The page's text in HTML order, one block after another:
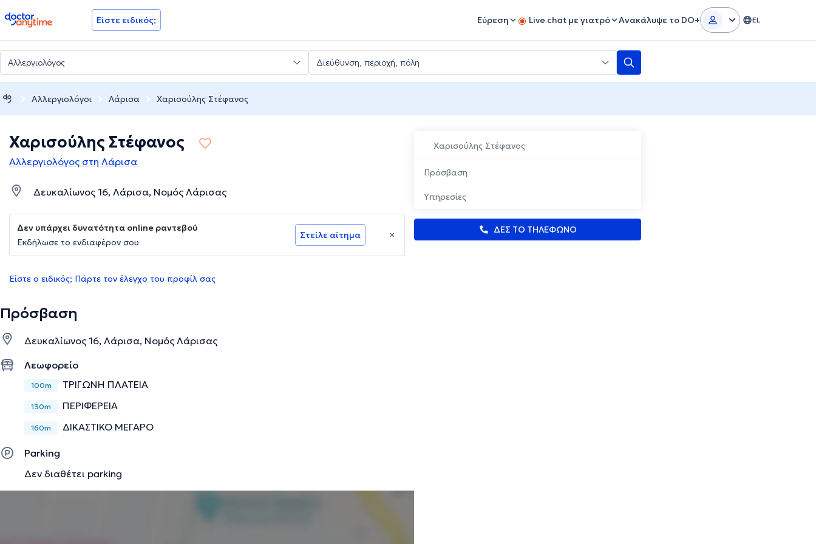
doctoranytime Είστε ειδικός; Εύρεση Live chat με γιατρό Ανακάλυψε το DO+ EL
Αλλεργιολόγοι Λάρισα Χαρισούλης Στέφανος
Χαρισούλης Στέφανος
Πρόσβαση
Υπηρεσίες
ΔΕΣ ΤΟ ΤΗΛΕΦΩΝΟ
Χαρισούλης Στέφανος
Αλλεργιολόγος στη Λάρισα
Δευκαλίωνος 16, Λάρισα, Νομός Λάρισας
Δεν υπάρχει δυνατότητα online ραντεβού
Εκδήλωσε το ενδιαφέρον σου
Στείλε αίτημα
Είστε ο ειδικός; Πάρτε τον έλεγχο του προφίλ σας
Πρόσβαση
Δευκαλίωνος 16, Λάρισα, Νομός Λάρισας
Λεωφορείο
100m ΤΡΙΓΩΝΗ ΠΛΑΤΕΙΑ
130m ΠΕΡΙΦΕΡΕΙΑ
160m ΔΙΚΑΣΤΙΚΟ ΜΕΓΑΡΟ
Parking
Δεν διαθέτει parking